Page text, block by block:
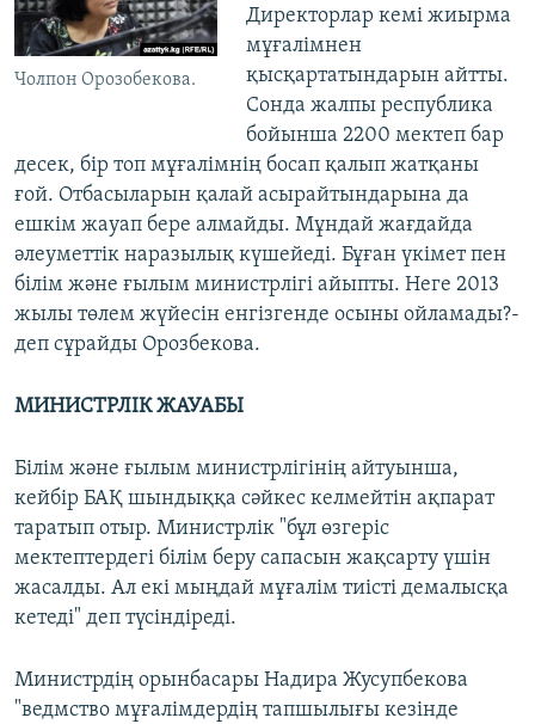
Чолпон Орозобекова.
Директорлар кемі жиырма
мұғалімнен
қысқартатындарын айтты.
Сонда жалпы республика
бойынша 2200 мектеп бар
десек, бір топ мұғалімнің босап қалып жатқаны
ғой. Отбасыларын қалай асырайтындарына да
ешкім жауап бере алмайды. Мұндай жағдайда
әлеуметтік наразылық күшейеді. Бұған үкімет пен
білім және ғылым министрлігі айыпты. Неге 2013
жылы төлем жүйесін енгізгенде осыны ойламады?-
деп сұрайды Орозбекова.
МИНИСТРЛІК ЖАУАБЫ
Білім және ғылым министрлігінің айтуынша,
кейбір БАҚ шындыққа сәйкес келмейтін ақпарат
таратып отыр. Министрлік "бұл өзгеріс
мектептердегі білім беру сапасын жақсарту үшін
жасалды. Ал екі мыңдай мұғалім тиісті демалысқа
кетеді" деп түсіндіреді.
Министрдің орынбасары Надира Жусупбекова
"ведмство мұғалімдердің тапшылығы кезінде